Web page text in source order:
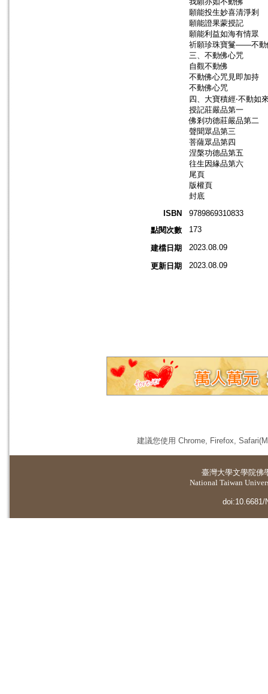
願能投生妙喜清淨剎
願能證果蒙授記
願能利益如海有情眾
祈願珍珠寶鬘——不動
三、不動佛心咒
自觀不動佛
不動佛心咒見即加持
不動佛心咒
四、大寶積經‧不動如
授記莊嚴品第一
佛剎功德莊嚴品第二
聲聞眾品第三
菩薩眾品第四
涅槃功德品第五
往生因緣品第六
尾頁
版權頁
封底
ISBN
9789869310833
點閱次數
173
建檔日期 2023.08.09
更新日期 2023.08.09
建議您使用 Chrome, Firefox,
臺灣大學文學院佛
National Taiwan
doi:10.6681/